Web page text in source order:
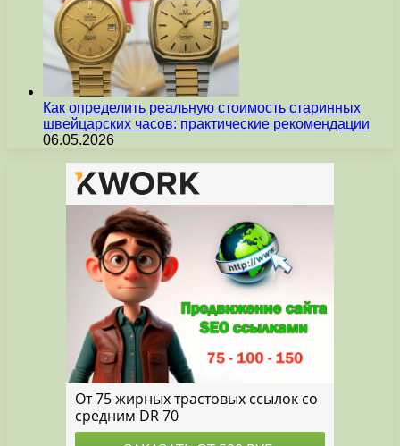
Как определить реальную стоимость старинных
швейцарских часов: практические рекомендации
06.05.2026